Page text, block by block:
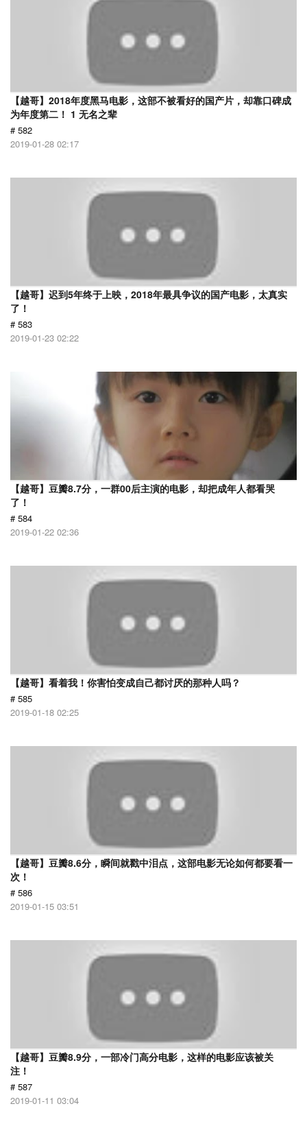
【越哥】2018年度黑马电影，这部不被看好的国产片，却靠口碑成
为年度第二！ 1 无名之辈
# 582
2019-01-28 02:17
【越哥】迟到5年终于上映，2018年最具争议的国产电影，太真实
了！
# 583
2019-01-23 02:22
【越哥】豆瓣8.7分，一群00后主演的电影，却把成年人都看哭
了！
# 584
2019-01-22 02:36
【越哥】看着我！你害怕变成自己都讨厌的那种人吗？
# 585
2019-01-18 02:25
【越哥】豆瓣8.6分，瞬间就戳中泪点，这部电影无论如何都要看一
次！
# 586
2019-01-15 03:51
【越哥】豆瓣8.9分，一部冷门高分电影，这样的电影应该被关
注！
# 587
2019-01-11 03:04